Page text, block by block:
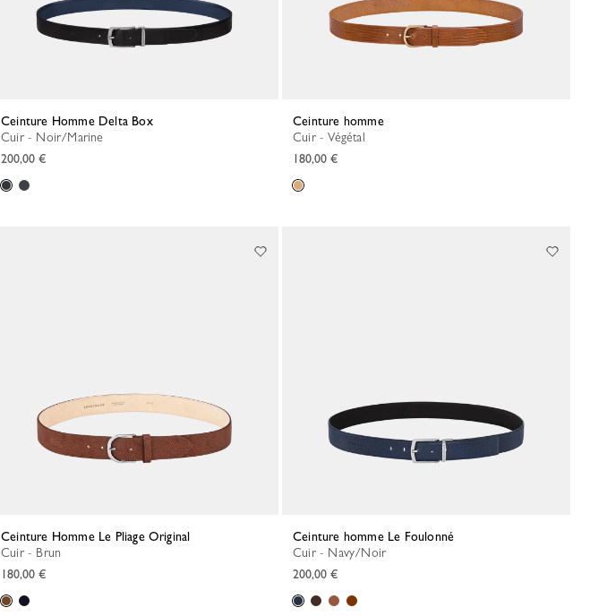
Ceinture Homme Delta Box
Cuir - Noir/Marine
200,00 €
Ceinture homme
Cuir - Végétal
180,00 €
Ceinture Homme Le Pliage Original
Cuir - Brun
180,00 €
Ceinture homme Le Foulonné
Cuir - Navy/Noir
200,00 €